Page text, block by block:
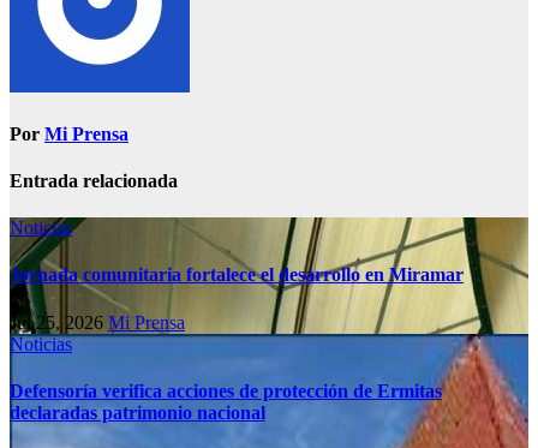
Por Mi Prensa
Entrada relacionada
Noticias
Jornada comunitaria fortalece el desarrollo en Miramar
Jul 25, 2026 Mi Prensa
Noticias
Defensoría verifica acciones de protección de Ermitas
declaradas patrimonio nacional